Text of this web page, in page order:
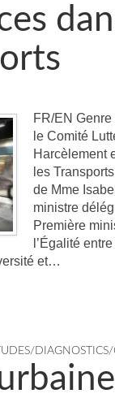
FR/EN
le Comité
Harcèlement
les
de Mme
ministre
Première
l’Égalité
et…